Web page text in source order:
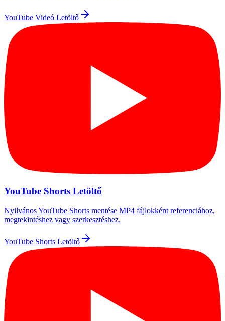
YouTube Videó Letöltő
YouTube Shorts Letöltő
Nyilvános YouTube Shorts mentése MP4 fájlokként referenciához,
megtekintéshez vagy szerkesztéshez.
YouTube Shorts Letöltő